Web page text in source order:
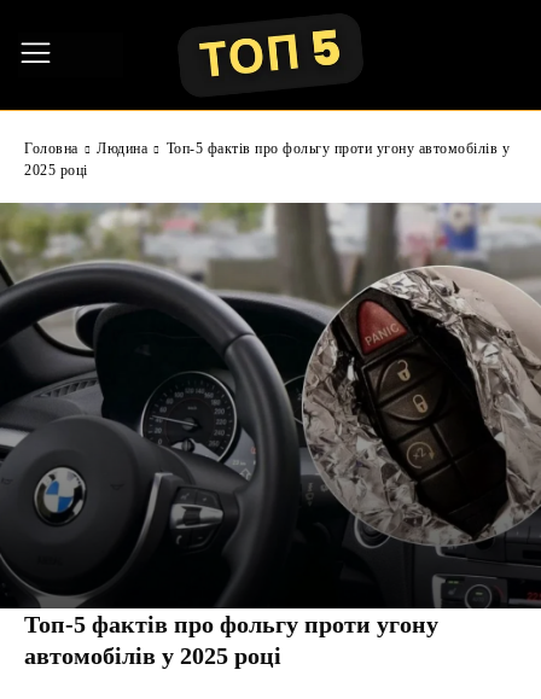
Головна Людина
Топ-5 фактів про фольгу проти угону автомобілів у
2025 році
Топ-5 фактів про фольгу проти угону
автомобілів у 2025 році